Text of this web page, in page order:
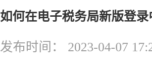
如何在电子税务局新版登
发布时间： 2023-04-07